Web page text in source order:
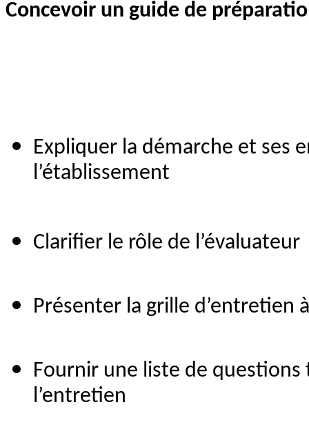
Concevoir un guide de
Expliquer la démarche et ses
l’établissement
Clarifier le rôle de l’évaluateur
Présenter la grille d’entretien
Fournir une liste de
l’entretien